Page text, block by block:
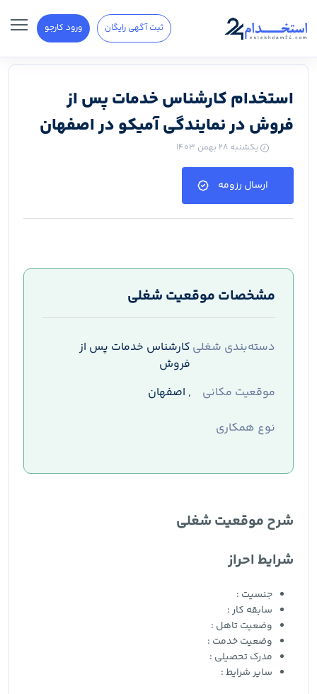
ثبت آگهی رایگان ورود کارجو
استخدام کارشناس خدمات پس از
فروش در نمایندگی آمیکو در اصفهان
یکشنبه ۲۸ بهمن ۱۴۰۳
ارسال رزومه
مشخصات موقعیت شغلی
دسته‌بندی شغلی کارشناس خدمات پس از
فروش
موقعیت مکانی
, اصفهان
نوع همکاری
شرح موقعیت شغلی
شرایط احراز
جنسیت :
سابقه کار :
وضعیت تاهل :
وضعیت خدمت :
مدرک تحصیلی :
سایر شرایط :